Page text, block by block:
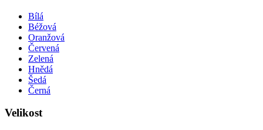
Bílá
Béžová
Oranžová
Červená
Zelená
Hnědá
Šedá
Černá
Velikost